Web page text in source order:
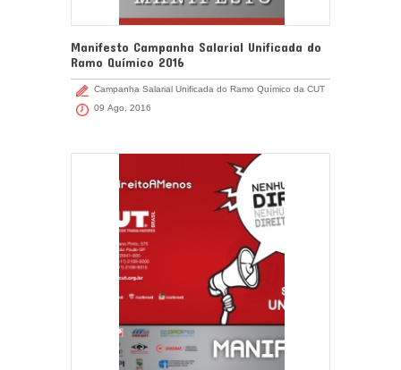
Manifesto Campanha Salarial Unificada do
Ramo Químico 2016
Campanha Salarial Unificada do Ramo Químico da CUT
09 Ago, 2016